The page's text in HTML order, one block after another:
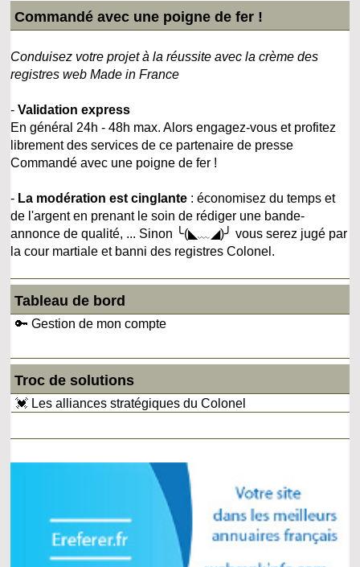
Commandé avec une poigne de fer !
Conduisez votre projet à la réussite avec la crème des
registres web Made in France
-Validation express
En général 24h - 48h max. Alors engagez-vous et profitez
librement des services de ce partenaire de presse
Commandé avec une poigne de fer !
- La modération est cinglante : économisez du temps et
de l'argent en prenant le soin de rédiger une bande-
annonce de qualité, ... Sinon ╰(◣﹏◢)╯ vous serez jugé par
la cour martiale et banni des registres Colonel.
Tableau de bord
🔑 Gestion de mon compte
Troc de solutions
💓 Les alliances stratégiques du Colonel